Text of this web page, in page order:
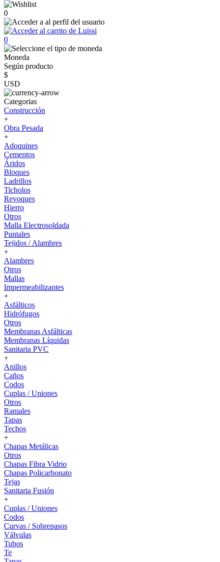
0
0
Moneda
Según producto
$
USD
Categorias
Construcción
+
Obra Pesada
+
Adoquines
Cementos
Áridos
Bloques
Ladrillos
Ticholos
Revoques
Hierro
Otros
Malla Electrosoldada
Puntales
Tejidos / Alambres
+
Alambres
Otros
Mallas
Impermeabilizantes
+
Asfálticos
Hidrófugos
Otros
Membranas Asfálticas
Membranas Líquidas
Sanitaria PVC
+
Anillos
Caños
Codos
Cuplas / Uniones
Otros
Ramales
Tapas
Techos
+
Chapas Metálicas
Otros
Chapas Fibra Vidrio
Chapas Policarbonato
Tejas
Sanitaria Fusión
+
Cuplas / Uniones
Codos
Curvas / Sobrepasos
Válvulas
Tubos
Te